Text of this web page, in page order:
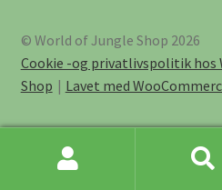
© World of Jungle Shop 2026
Cookie -og privatlivspolitik hos
Shop
Lavet med